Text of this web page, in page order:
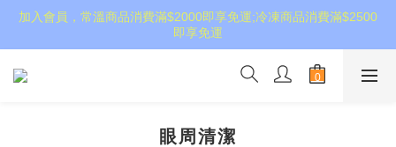
加入會員，常溫商品消費滿$2000即享免運;冷凍商品消費滿$2500
即享免運
眼周清潔